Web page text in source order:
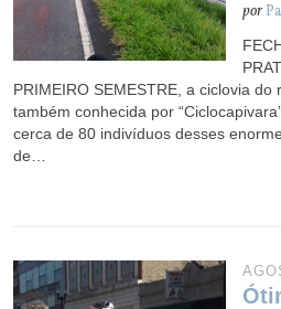
por
PRIMEIRO SEMESTRE, a ciclovia do
também conhecida por
cerca de 80 indivíduos desses
de…